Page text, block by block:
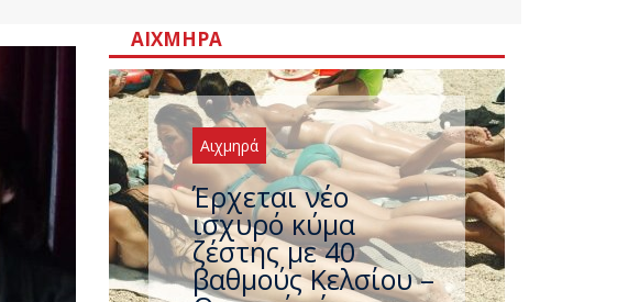
ΑΙΧΜΗΡΆ
Αιχμηρά
Άφαντος ο
Τσίπρας… την ώρα
που η χώρα
καίγεται